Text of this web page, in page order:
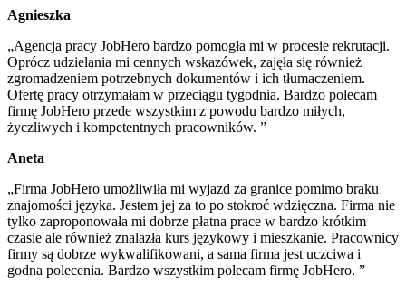
Agnieszka
„Agencja pracy JobHero bardzo pomogła mi w procesie rekrutacji.
Oprócz udzielania mi cennych wskazówek, zajęła się również
zgromadzeniem potrzebnych dokumentów i ich tłumaczeniem.
Ofertę pracy otrzymałam w przeciągu tygodnia. Bardzo polecam
firmę JobHero przede wszystkim z powodu bardzo miłych,
życzliwych i kompetentnych pracowników. ”
Aneta
„Firma JobHero umożliwiła mi wyjazd za granice pomimo braku
znajomości języka. Jestem jej za to po stokroć wdzięczna. Firma nie
tylko zaproponowała mi dobrze płatna prace w bardzo krótkim
czasie ale również znalazła kurs językowy i mieszkanie. Pracownicy
firmy są dobrze wykwalifikowani, a sama firma jest uczciwa i
godna polecenia. Bardzo wszystkim polecam firmę JobHero. ”